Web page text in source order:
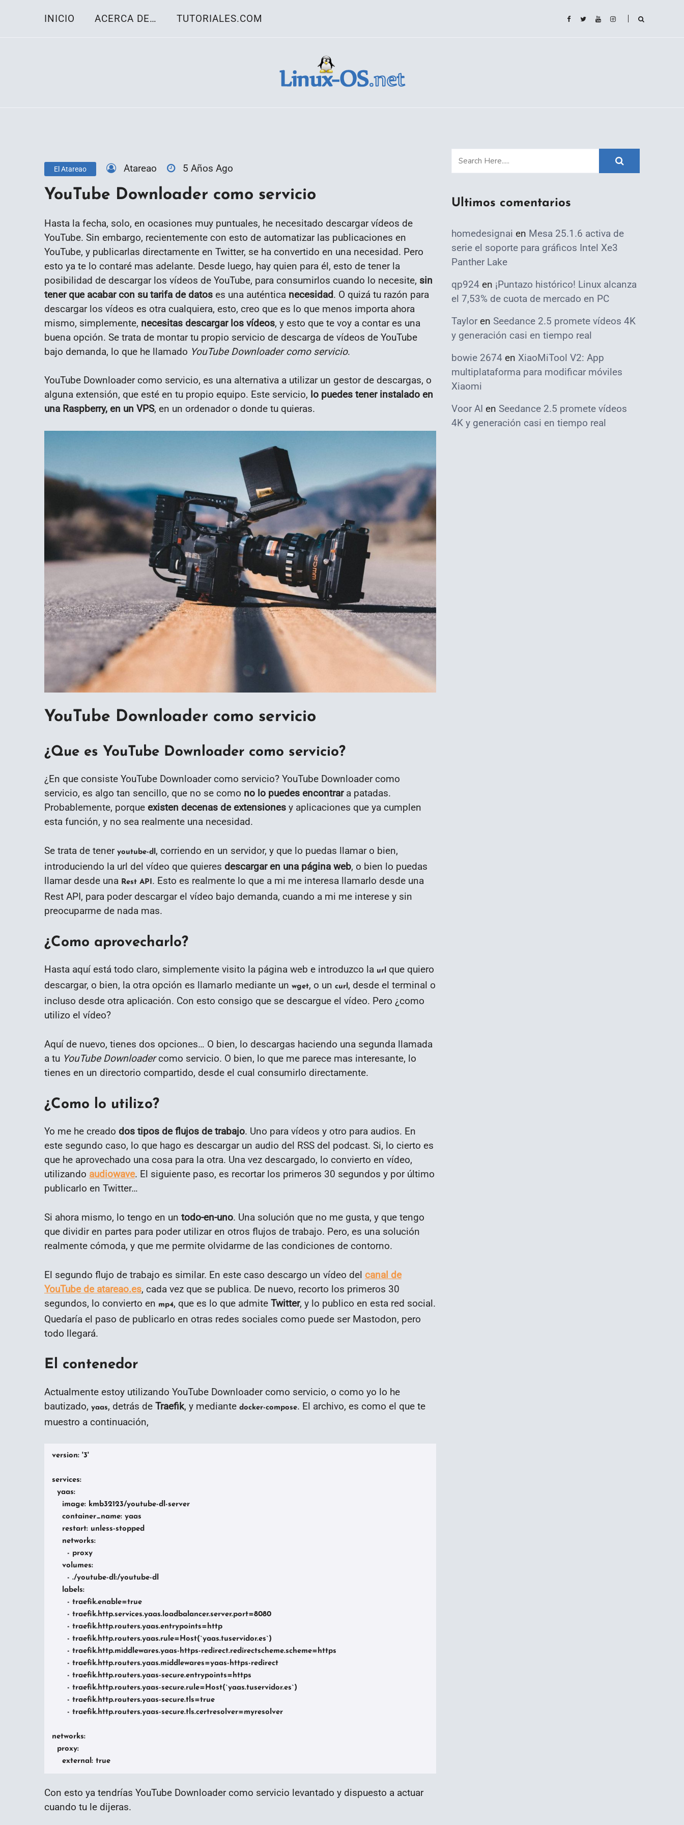
INICIO ACERCA DE… TUTORIALES.COM
El Atareao Atareao 5 Años Ago
YouTube Downloader como servicio
Hasta la fecha, solo, en ocasiones muy puntuales, he necesitado descargar vídeos de
YouTube. Sin embargo, recientemente con esto de automatizar las publicaciones en
YouTube, y publicarlas directamente en Twitter, se ha convertido en una necesidad. Pero
esto ya te lo contaré mas adelante. Desde luego, hay quien para él, esto de tener la
posibilidad de descargar los vídeos de YouTube, para consumirlos cuando lo necesite, sin
tener que acabar con su tarifa de datos es una auténtica necesidad. O quizá tu razón para
descargar los vídeos es otra cualquiera, esto, creo que es lo que menos importa ahora
mismo, simplemente, necesitas descargar los vídeos, y esto que te voy a contar es una
buena opción. Se trata de montar tu propio servicio de descarga de vídeos de YouTube
bajo demanda, lo que he llamado YouTube Downloader como servicio.
YouTube Downloader como servicio, es una alternativa a utilizar un gestor de descargas, o
alguna extensión, que esté en tu propio equipo. Este servicio, lo puedes tener instalado en
una Raspberry, en un VPS, en un ordenador o donde tu quieras.
YouTube Downloader como servicio
¿Que es YouTube Downloader como servicio?
¿En que consiste YouTube Downloader como servicio? YouTube Downloader como
servicio, es algo tan sencillo, que no se como no lo puedes encontrara patadas.
Probablemente, porque existen decenas de extensiones y aplicaciones que ya cumplen
esta función, y no sea realmente una necesidad.
Se trata de tener youtube-dl, corriendo en un servidor, y que lo puedas llamar o bien,
introduciendo la url del vídeo que quieres descargar en una página web, o bien lo puedas
llamar desde una Rest API. Esto es realmente lo que a mi me interesa llamarlo desde una
Rest API, para poder descargar el vídeo bajo demanda, cuando a mi me interese y sin
preocuparme de nada mas.
¿Como aprovecharlo?
Hasta aquí está todo claro, simplemente visito la página web e introduzco la url que quiero
descargar, o bien, la otra opción es llamarlo mediante un wget, o un curl, desde el terminal o
incluso desde otra aplicación. Con esto consigo que se descargue el vídeo. Pero ¿como
utilizo el vídeo?
Aquí de nuevo, tienes dos opciones… O bien, lo descargas haciendo una segunda llamada
a tu YouTube Downloadercomo servicio. O bien, lo que me parece mas interesante, lo
tienes en un directorio compartido, desde el cual consumirlo directamente.
¿Como lo utilizo?
Yo me he creado dos tipos de flujos de trabajo. Uno para vídeos y otro para audios. En
este segundo caso, lo que hago es descargar un audio del RSS del podcast. Si, lo cierto es
que he aprovechado una cosa para la otra. Una vez descargado, lo convierto en vídeo,
utilizando audiowave. El siguiente paso, es recortar los primeros 30 segundos y por último
publicarlo en Twitter…
Si ahora mismo, lo tengo en un todo-en-uno. Una solución que no me gusta, y que tengo
que dividir en partes para poder utilizar en otros flujos de trabajo. Pero, es una solución
realmente cómoda, y que me permite olvidarme de las condiciones de contorno.
El segundo flujo de trabajo es similar. En este caso descargo un vídeo del canal de
YouTube de atareao.es, cada vez que se publica. De nuevo, recorto los primeros 30
segundos, lo convierto en mp4, que es lo que admite Twitter, y lo publico en esta red social.
Quedaría el paso de publicarlo en otras redes sociales como puede ser Mastodon, pero
todo llegará.
El contenedor
Actualmente estoy utilizando YouTube Downloader como servicio, o como yo lo he
bautizado, yaas, detrás de Traefik, y mediante docker-compose. El archivo, es como el que te
muestro a continuación,
version: '3'
services:
  yaas:
    image: kmb32123/youtube-dl-server
    container_name: yaas
    restart: unless-stopped
    networks:
      - proxy
    volumes:
      - ./youtube-dl:/youtube-dl
    labels:
      - traefik.enable=true
      - traefik.http.services.yaas.loadbalancer.server.port=8080
      - traefik.http.routers.yaas.entrypoints=http
      - traefik.http.routers.yaas.rule=Host(`yaas.tuservidor.es`)
      - traefik.http.middlewares.yaas-https-redirect.redirectscheme.scheme=https
      - traefik.http.routers.yaas.middlewares=yaas-https-redirect
      - traefik.http.routers.yaas-secure.entrypoints=https
      - traefik.http.routers.yaas-secure.rule=Host(`yaas.tuservidor.es`)
      - traefik.http.routers.yaas-secure.tls=true
      - traefik.http.routers.yaas-secure.tls.certresolver=myresolver
networks:
  proxy:
    external: true
Con esto ya tendrías YouTube Downloader como servicio levantado y dispuesto a actuar
cuando tu le dijeras.
Ultimos comentarios
homedesignai en Mesa 25.1.6 activa de
serie el soporte para gráficos Intel Xe3
Panther Lake
qp924 en ¡Puntazo histórico! Linux alcanza
el 7,53% de cuota de mercado en PC
Taylor en Seedance 2.5 promete vídeos 4K
y generación casi en tiempo real
bowie 2674 en XiaoMiTool V2: App
multiplataforma para modificar móviles
Xiaomi
Voor AI en Seedance 2.5 promete vídeos
4K y generación casi en tiempo real